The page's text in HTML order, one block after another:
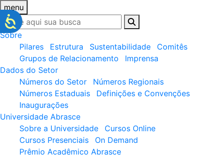
menu
Sobre
Pilares
Estrutura Sustentabilidade
Comitês
Grupos de Relacionamento
Imprensa
Dados do Setor
Números do Setor
Números Regionais
Números Estaduais
Definições e Convenções
Inaugurações
Universidade Abrasce
Sobre a Universidade
Cursos Online
Cursos Presenciais
On Demand
Prêmio Acadêmico Abrasce